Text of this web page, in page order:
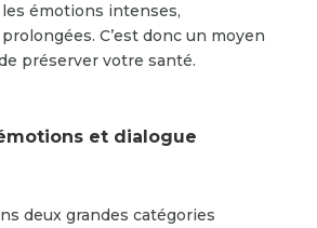
émotions intenses,
C’est donc un moyen
préserver votre santé.
et dialogue
deux grandes catégories